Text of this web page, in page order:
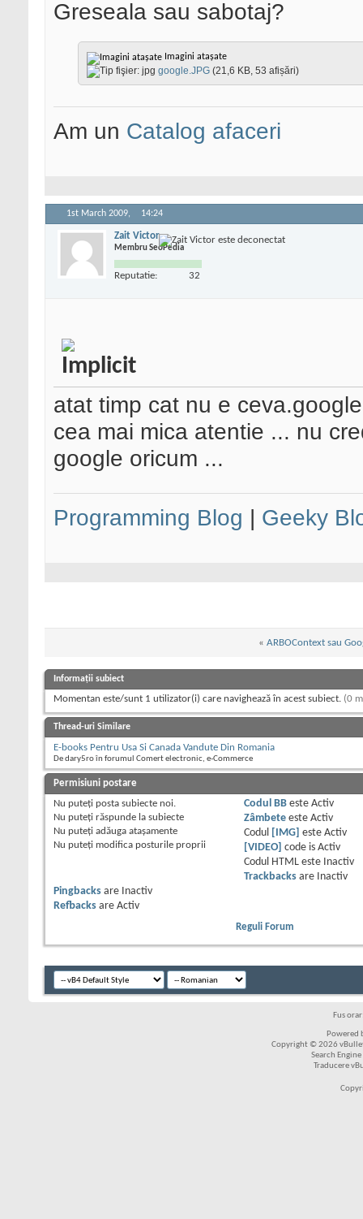
Greseala sau sabotaj?
Imagini atașate
google.JPG (21,6 KB, 53 afișări)
Am un Catalog afaceri
1st March 2009, 14:24
Zait Victor
Membru SeoPedia
Reputatie: 32
atat timp cat nu e
cea mai mica atentie ... nu
google oricum ...
Programming Blog | Geeky
« ARBOContext sau
Informații subiect
Momentan este/sunt 1 utilizator(i) care navighează în acest subiect. (0
Thread-uri Similare
E-books Pentru Usa Si Canada Vandute Din Romania
De dary5ro în forumul Comert electronic, e-Commerce
Permisiuni postare
Nu puteţi posta subiecte noi.
Nu puteţi răspunde la subiecte
Nu puteţi adăuga ataşamente
Nu puteţi modifica posturile proprii
Codul BBeste Activ
Zâmbeteeste Activ
Codul
[IMG] este Activ
[VIDEO]
code is Activ
Codul HTML este
Inactiv
Trackbacksare
Inactiv
Pingbacks are
Inactiv
Refbacks are Activ
Reguli Forum
Fus
Powered
Copyright © 2026
Search
Traducere